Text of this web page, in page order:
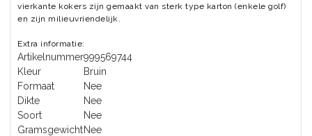
vierkante kokers zijn gemaakt van sterk type karton (enkele golf)
en zijn milieuvriendelijk.
Extra informatie:
Artikelnummer999569744
Kleur
Bruin
Formaat
Nee
Dikte
Nee
Soort
Nee
GramsgewichtNee